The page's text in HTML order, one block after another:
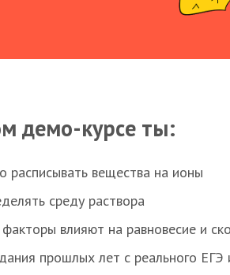
демо-курсе ты:
вещества на ионы
среду раствора
влияют на равновесие и
прошлых лет с реального